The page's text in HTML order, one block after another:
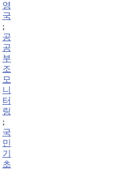
영
국
;
공
공
부
조
모
니
터
링
;
국
민
기
초